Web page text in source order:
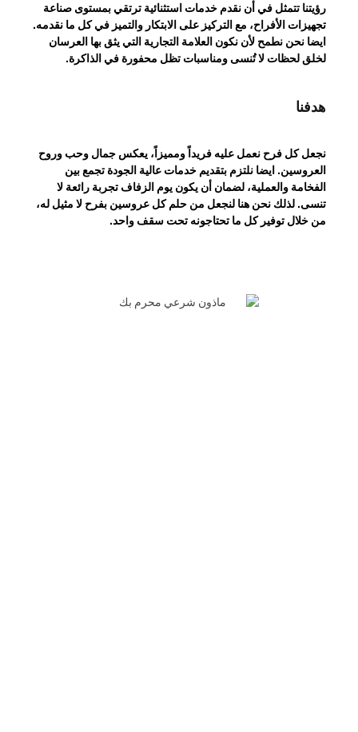
رؤيتنا تتمثل في أن نقدم خدمات استثنائية ترتقي بمستوى صناعة
تجهيزات الأفراح، مع التركيز على الابتكار والتميز في كل ما نقدمه.
ايضا نحن نطمح لأن نكون العلامة التجارية التي يثق بها العرسان
لخلق لحظات لا تُنسى ومناسبات تظل محفورة في الذاكرة.
هدفنا
نجعل كل فرح نعمل عليه فريداً ومميزاً، يعكس جمال وحب وروح
العروسين. ايضا نلتزم بتقديم خدمات عالية الجودة تجمع بين
الفخامة والعملية، لضمان أن يكون يوم الزفاف تجربة رائعة لا
تنسى. لذلك نحن هنا لنجعل من حلم كل عروسين بفرح لا مثيل له،
من خلال توفير كل ما تحتاجونه تحت سقف واحد.